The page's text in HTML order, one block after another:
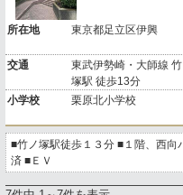
所在地 東京都足立区伊興
交通
東武伊勢崎・大師線 竹
塚駅 徒歩13分
小学校 栗原北小学校
■竹ノ塚駅徒歩１３分 ■１階、西向
済 ■ＥＶ